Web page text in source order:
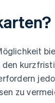
zu